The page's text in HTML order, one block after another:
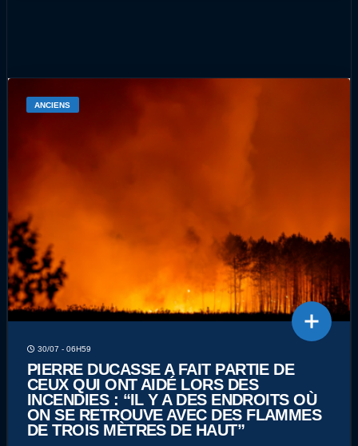
ANCIENS
30/07 - 06H59
PIERRE DUCASSE A FAIT PARTIE DE
CEUX QUI ONT AIDÉ LORS DES
INCENDIES : “IL Y A DES ENDROITS OÙ
ON SE RETROUVE AVEC DES FLAMMES
DE TROIS MÈTRES DE HAUT”